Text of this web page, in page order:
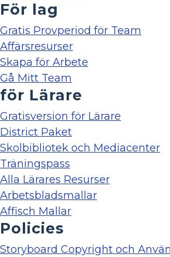
För lag
Gratis Provperiod för Team
Affärsresurser
Skapa för Arbete
Gå Mitt Team
för Lärare
Gratisversion för Lärare
District Paket
Skolbibliotek och Mediacenter
Träningspass
Alla Lärares Resurser
Arbetsbladsmallar
Affisch Mallar
Policies
Storyboard Copyright och